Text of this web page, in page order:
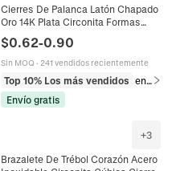
Cierres De Palanca Latón Chapado
Oro 14K Plata Circonita Formas
Corazón Redondo Para Creación
Joyas Pulsera Collar
$0.62-0.90
Sin MOQ · 241 vendidos recientemente
Top 10% Los más vendidos
en Componentes para joyería
Envío gratis
+3
Brazalete De Trébol Corazón Acero